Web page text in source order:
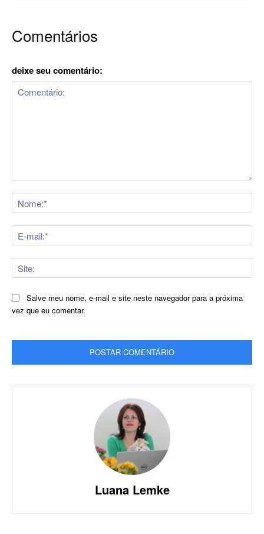
Comentários
deixe seu comentário:
Salve meu nome, e-mail e site neste navegador para a próxima
vez que eu comentar.
Luana Lemke